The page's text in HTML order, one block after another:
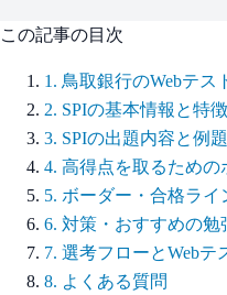
この記事の目次
1 . 鳥取銀行のWebテス
2. SPIの基本情報と特徴
3. SPIの出題内容と例題
4. 高得点を取るための
5. ボーダー・合格ライ
6. 対策・おすすめの勉
7. 選考フローとWebテ
8. よくある質問